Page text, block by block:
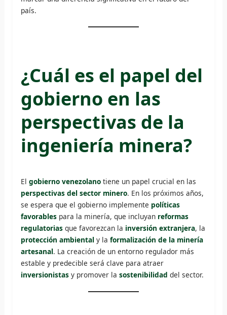
país.
¿Cuál es el papel del
gobierno en las
perspectivas de la
ingeniería minera?
El gobierno venezolanotiene un papel crucial en las
perspectivas del sector minero. En los próximos años,
se espera que el gobierno implemente políticas
favorablespara la minería, que incluyan reformas
regulatoriasque favorezcan la inversión extranjera, la
protección ambientaly la formalización de la minería
artesanal. La creación de un entorno regulador más
estable y predecible será clave para atraer
inversionistasy promover la sostenibilidad del sector.